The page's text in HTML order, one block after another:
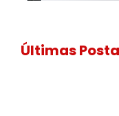
Últimas